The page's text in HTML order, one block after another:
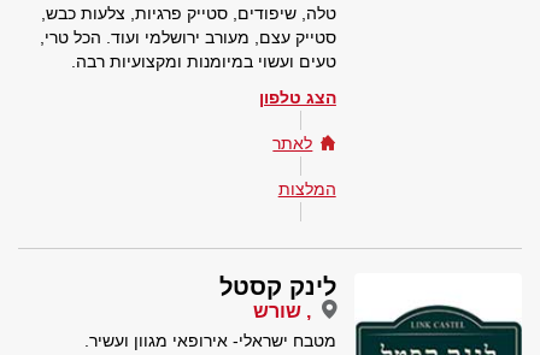
טלה, שיפודים, סטייק פרגיות, צלעות כבש,
סטייק עצם, מעורב ירושלמי ועוד. הכל טרי,
טעים ועשוי במיומנות ומקצועיות רבה.
הצג טלפון
לאתר
המלצות
לינק קסטל
, שורש
מטבח ישראלי- אירופאי מגוון ועשיר.